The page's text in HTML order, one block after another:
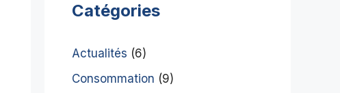
Catégories
Actualités (6)
Consommation (9)